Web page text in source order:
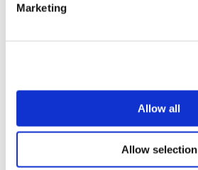
Marketing
Allow all
Allow selection
Ohne Subgenre
Anwenden